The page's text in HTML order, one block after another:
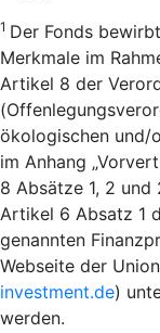
1 Der Fonds
Merkmale im
Artikel 8 der
ökologischen und/
im Anhang
8 Absätze 1, 2
Artikel 6 Absatz 1
genannten
Webseite der
investment.de)
werden.